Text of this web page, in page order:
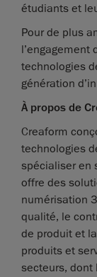
étudiants et
Pour de plus
l’engagement
technologies
génération
À propos de
Creaform
technologies
spécialiser en
offre des
numérisation
qualité, le
de produit et
produits et
secteurs, dont